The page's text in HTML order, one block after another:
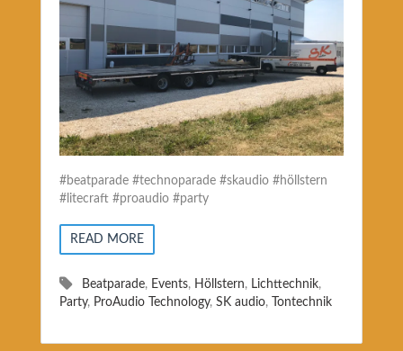
#beatparade #technoparade #skaudio #höllstern
#litecraft #proaudio #party
READ MORE
Beatparade, Events, Höllstern, Lichttechnik,
Party, ProAudio Technology, SK audio, Tontechnik